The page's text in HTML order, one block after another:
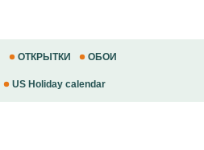
ОТКРЫТКИ ОБОИ
US Holiday calendar